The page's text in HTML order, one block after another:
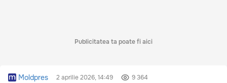
Publicitatea ta poate fi aici
Moldpres 2 aprilie 2026, 14:49 9 364